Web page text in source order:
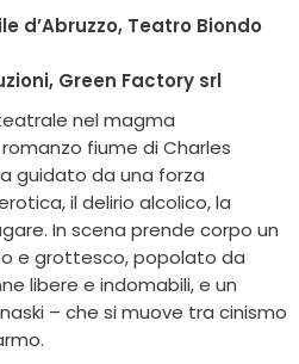
d’Abruzzo, Teatro Biondo
Green Factory srl
nel magma
fiume di Charles
guidato da una forza
il delirio alcolico, la
In scena prende corpo un
e grottesco, popolato da
libere e indomabili, e un
– che si muove tra cinismo